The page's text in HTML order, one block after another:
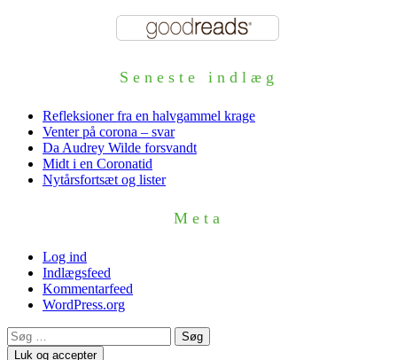
Seneste indlæg
Refleksioner fra en halvgammel krage
Venter på corona – svar
Da Audrey Wilde forsvandt
Midt i en Coronatid
Nytårsfortsæt og lister
Meta
Log ind
Indlægsfeed
Kommentarfeed
WordPress.org
Søg
efter: